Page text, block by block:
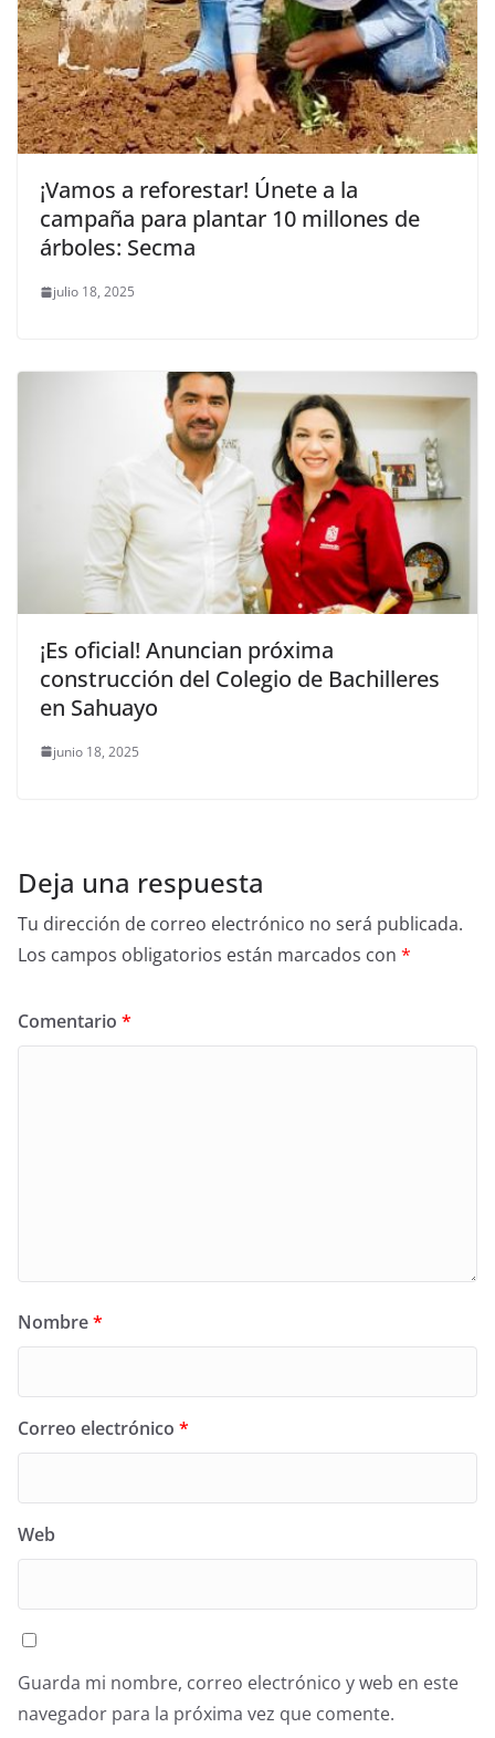
¡Vamos a reforestar! Únete a la
campaña para plantar 10 millones de
árboles: Secma
julio 18, 2025
¡Es oficial! Anuncian próxima
construcción del Colegio de Bachilleres
en Sahuayo
junio 18, 2025
Deja una respuesta
Tu dirección de correo electrónico no será publicada.
Los campos obligatorios están marcados con *
Comentario *
Nombre*
Correo electrónico *
Web
Guarda mi nombre, correo electrónico y web en este
navegador para la próxima vez que comente.